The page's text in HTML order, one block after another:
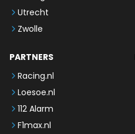
Utrecht
Zwolle
PARTNERS
Racing.nl
Loesoe.nl
112 Alarm
F1max.nl